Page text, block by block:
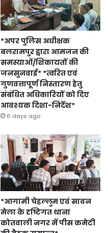
*अपर पुलिस अधीक्षक
बलरामपुर द्वारा आमजन की
समस्याओं/शिकायतों की
जनसुनवाई* *त्वरित एवं
गुणवत्तापूर्ण निस्तारण हेतु
संबंधित अधिकारियों को दिए
आवश्यक दिशा-निर्देश*
6 days ago
*आगामी चेहल्लुम एवं सावन
मेला के दृष्टिगत थाना
कोतवाली नगर में पीस कमेटी